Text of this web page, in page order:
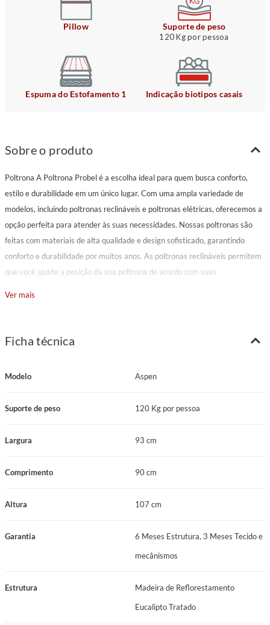
Pillow Suporte de peso
120 Kg por pessoa
Espuma do Estofamento 1 Indicação biotipos casais
Sobre o produto
Poltrona A Poltrona Probel é a escolha ideal para quem busca conforto,
estilo e durabilidade em um único lugar. Com uma ampla variedade de
modelos, incluindo poltronas reclináveis e poltronas elétricas, oferecemos a
opção perfeita para atender às suas necessidades. Nossas poltronas são
feitas com materiais de alta qualidade e design sofisticado, garantindo
conforto e durabilidade por muitos anos. As poltronas reclináveis permitem
que você ajuste a posição da sua poltrona de acordo com suas
espaço em um lugar acolhedor e confortável. Zero Wall Seu mecanismo
ou por um controle de fácil manuseio.
Ver mais
Ficha técnica
Modelo Aspen
Suporte de peso 120 Kg por pessoa
Largura 93 cm
Comprimento 90 cm
Altura 107 cm
Garantia
6 Meses Estrutura, 3 Meses Tecido e
mecânismos
Estrutura
Madeira de Reflorestamento
Eucalipto Tratado